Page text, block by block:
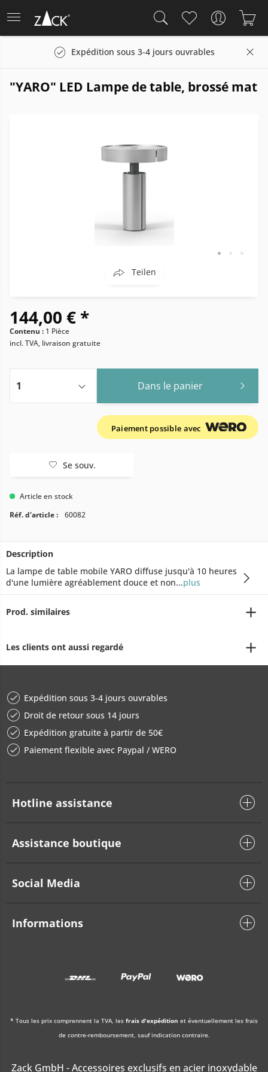
Expédition sous 3-4 jours ouvrables
"YARO" LED Lampe de table, brossé mat
Teilen
144,00 € *
Contenu : 1 Pièce
incl. TVA, livraison gratuite
Dans le panier
Paiement possible avec
Se souv.
Article en stock
Réf. d'article :
60082
Description
La lampe de table mobile YARO diffuse jusqu'à 10 heures
d'une lumière agréablement douce et non...plus
Prod. similaires
Les clients ont aussi regardé
Expédition sous 3-4 jours ouvrables
Droit de retour sous 14 jours
Expédition gratuite à partir de 50€
Paiement flexible avec Paypal / WERO
Hotline assistance
Assistance boutique
Social Media
Informations
* Tous les prix comprennent la TVA, les frais d'expédition et éventuellement les frais
de contre-remboursement, sauf indication contraire.
Zack GmbH - Accessoires exclusifs en acier inoxydable